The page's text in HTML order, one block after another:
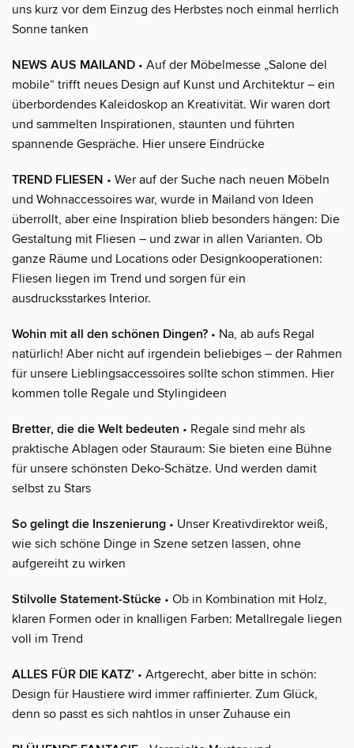
uns kurz vor dem Einzug des Herbstes noch einmal herrlich
Sonne tanken
NEWS AUS MAILAND • Auf der Möbelmesse „Salone del
mobile“ trifft neues Design auf Kunst und Architektur – ein
überbordendes Kaleidoskop an Kreativität. Wir waren dort
und sammelten Inspirationen, staunten und führten
spannende Gespräche. Hier unsere Eindrücke
TREND FLIESEN • Wer auf der Suche nach neuen Möbeln
und Wohnaccessoires war, wurde in Mailand von Ideen
überrollt, aber eine Inspiration blieb besonders hängen: Die
Gestaltung mit Fliesen – und zwar in allen Varianten. Ob
ganze Räume und Locations oder Designkooperationen:
Fliesen liegen im Trend und sorgen für ein
ausdrucksstarkes Interior.
Wohin mit all den schönen Dingen? • Na, ab aufs Regal
natürlich! Aber nicht auf irgendein beliebiges – der Rahmen
für unsere Lieblingsaccessoires sollte schon stimmen. Hier
kommen tolle Regale und Stylingideen
Bretter, die die Welt bedeuten • Regale sind mehr als
praktische Ablagen oder Stauraum: Sie bieten eine Bühne
für unsere schönsten Deko-Schätze. Und werden damit
selbst zu Stars
So gelingt die Inszenierung • Unser Kreativdirektor weiß,
wie sich schöne Dinge in Szene setzen lassen, ohne
aufgereiht zu wirken
Stilvolle Statement-Stücke • Ob in Kombination mit Holz,
klaren Formen oder in knalligen Farben: Metallregale liegen
voll im Trend
ALLES FÜR DIE KATZ’ • Artgerecht, aber bitte in schön:
Design für Haustiere wird immer raffinierter. Zum Glück,
denn so passt es sich nahtlos in unser Zuhause ein